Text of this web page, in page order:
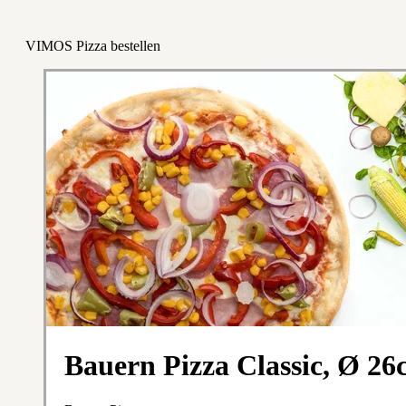
VIMOS Pizza bestellen
Bauern Pizza Classic, Ø